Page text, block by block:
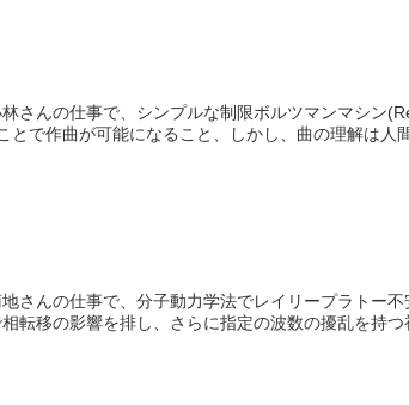
さんの仕事で、シンプルな制限ボルツマンマシン
とで作曲が可能になること、しかし、曲の理解は人
さんの仕事で、分子動力学法でレイリープラトー
転移の影響を排し、さらに指定の波数の擾乱を持